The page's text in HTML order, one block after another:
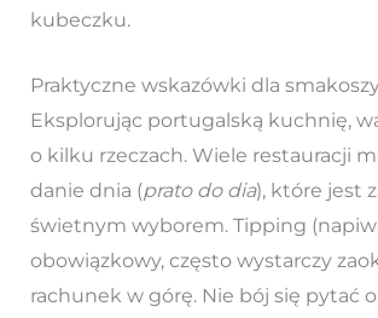
kubeczku.
Praktyczne wskazówki dla
Eksplorując portugalską kuchnię,
o kilku rzeczach. Wiele restauracji
danie dnia (prato do dia), które jest
świetnym wyborem. Tipping
obowiązkowy, często wystarczy
rachunek w górę. Nie bój się pytać